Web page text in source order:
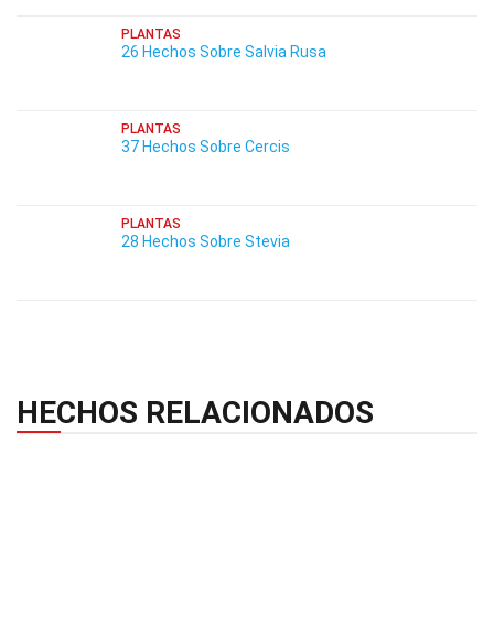
PLANTAS
26 Hechos Sobre Salvia Rusa
PLANTAS
37 Hechos Sobre Cercis
PLANTAS
28 Hechos Sobre Stevia
HECHOS RELACIONADOS